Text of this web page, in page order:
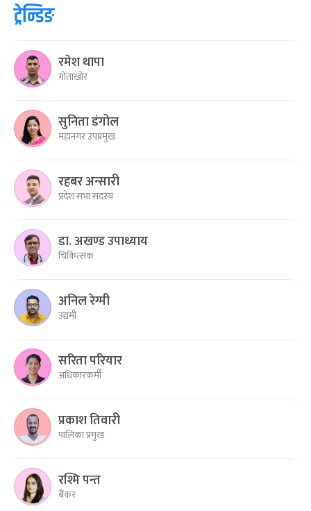
ट्रेन्डिङ
रमेश थापा
गोताखोर
सुनिता डंगोल
महानगर उपप्रमुख
रहबर अन्सारी
प्रदेश सभा सदस्य
डा. अखण्ड उपाध्याय
चिकित्सक
अनिल रेग्मी
उद्यमी
सरिता परियार
अधिकारकर्मी
प्रकाश तिवारी
पालिका प्रमुख
रश्मि पन्त
बैंकर